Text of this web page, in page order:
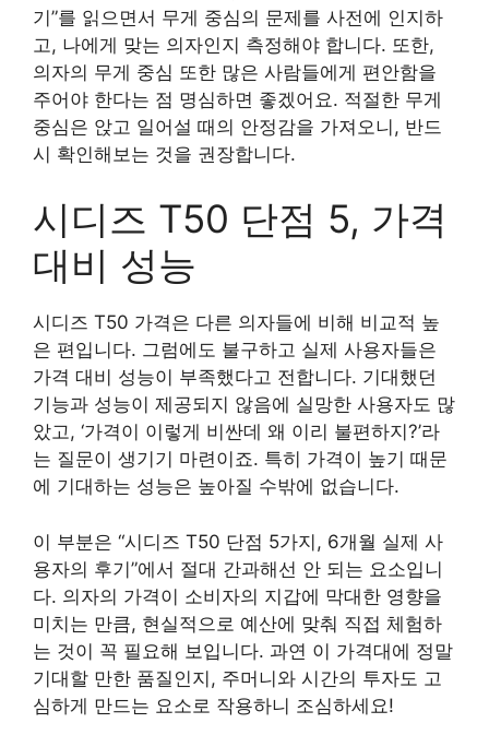
기”를 읽으면서 무게 중심의 문제를 사전에 인지하
고, 나에게 맞는 의자인지 측정해야 합니다. 또한,
의자의 무게 중심 또한 많은 사람들에게 편안함을
주어야 한다는 점 명심하면 좋겠어요. 적절한 무게
중심은 앉고 일어설 때의 안정감을 가져오니, 반드
시 확인해보는 것을 권장합니다.
시디즈 T50 단점 5, 가격
대비 성능
시디즈 T50 가격은 다른 의자들에 비해 비교적 높
은 편입니다. 그럼에도 불구하고 실제 사용자들은
가격 대비 성능이 부족했다고 전합니다. 기대했던
기능과 성능이 제공되지 않음에 실망한 사용자도 많
았고, ‘가격이 이렇게 비싼데 왜 이리 불편하지?’라
는 질문이 생기기 마련이죠. 특히 가격이 높기 때문
에 기대하는 성능은 높아질 수밖에 없습니다.
이 부분은 “시디즈 T50 단점 5가지, 6개월 실제 사
용자의 후기”에서 절대 간과해선 안 되는 요소입니
다. 의자의 가격이 소비자의 지갑에 막대한 영향을
미치는 만큼, 현실적으로 예산에 맞춰 직접 체험하
는 것이 꼭 필요해 보입니다. 과연 이 가격대에 정말
기대할 만한 품질인지, 주머니와 시간의 투자도 고
심하게 만드는 요소로 작용하니 조심하세요!